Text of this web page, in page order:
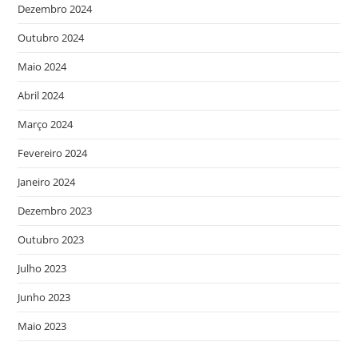
Dezembro 2024
Outubro 2024
Maio 2024
Abril 2024
Março 2024
Fevereiro 2024
Janeiro 2024
Dezembro 2023
Outubro 2023
Julho 2023
Junho 2023
Maio 2023